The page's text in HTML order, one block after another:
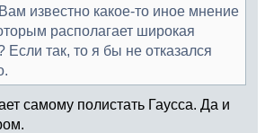
известно какое-то иное мнение
располагает широкая
Если так, то я бы не отказался
самому полистать Гаусса. Да и